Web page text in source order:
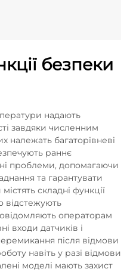
безпеки
надають
завдяки численним
багаторівневі
раннє
проблеми, допомагаючи
та гарантувати
складні функції
відстежують
операторам
входи датчиків і
після відмови
навіть у разі відмови
моделі мають захист